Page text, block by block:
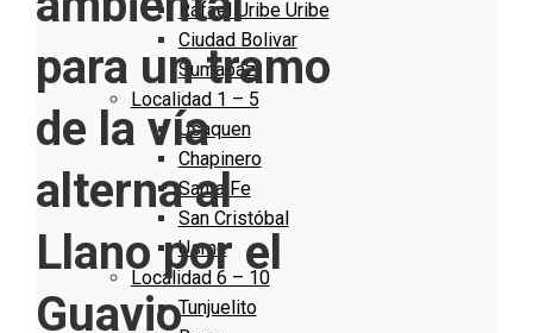
Rafael Uribe Uribe
Ciudad Bolivar
Sumapaz
Localidad 1 – 5
Usaquen
Chapinero
Santa Fe
San Cristóbal
Usme
Localidad 6 – 10
Tunjuelito
para un tramo
de la vía
alterna al
Llano por el
Guavio